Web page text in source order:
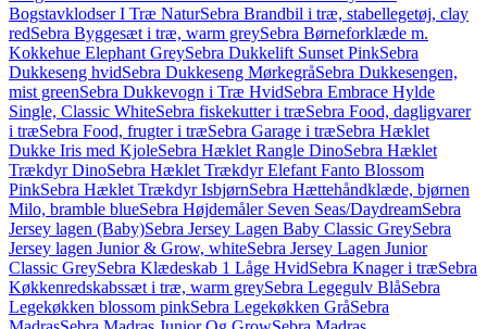
Bogstavklodser I Træ NaturSebra Brandbil i træ, stabellegetøj, clay
redSebra Byggesæt i træ, warm greySebra Børneforklæde m.
Kokkehue Elephant GreySebra Dukkelift Sunset PinkSebra
Dukkeseng hvidSebra Dukkeseng MørkegråSebra Dukkesengen,
mist greenSebra Dukkevogn i Træ HvidSebra Embrace Hylde
Single, Classic WhiteSebra fiskekutter i træSebra Food, dagligvarer
i træSebra Food, frugter i træSebra Garage i træSebra Hæklet
Dukke Iris med KjoleSebra Hæklet Rangle DinoSebra Hæklet
Trækdyr DinoSebra Hæklet Trækdyr Elefant Fanto Blossom
PinkSebra Hæklet Trækdyr IsbjørnSebra Hættehåndklæde, bjørnen
Milo, bramble blueSebra Højdemåler Seven Seas/DaydreamSebra
Jersey lagen (Baby)Sebra Jersey Lagen Baby Classic GreySebra
Jersey lagen Junior & Grow, whiteSebra Jersey Lagen Junior
Classic GreySebra Klædeskab 1 Låge HvidSebra Knager i træSebra
Køkkenredskabssæt i træ, warm greySebra Legegulv BlåSebra
Legekøkken blossom pinkSebra Legekøkken GråSebra